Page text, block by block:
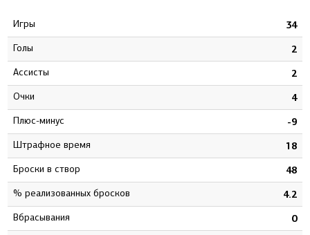
Игры 34
Голы 2
Ассисты 2
Очки 4
Плюс-минус -9
штрафное время 18
Броски в створ 48
% реализованных бросков 4.2
Вбрасывания 0